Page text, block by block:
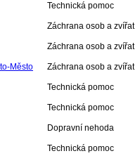
Technická pomoc
Záchrana osob a zvířat
Záchrana osob a zvířat
Město Záchrana osob a zvířat
Technická pomoc
Technická pomoc
Dopravní nehoda
Technická pomoc